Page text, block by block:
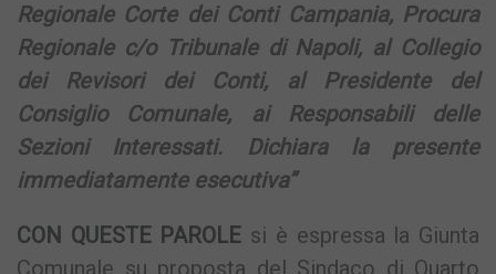
Regionale Corte dei Conti Campania, Procura
Regionale c/o Tribunale di Napoli, al Collegio
dei Revisori dei Conti, al Presidente del
Consiglio Comunale, ai Responsabili delle
Sezioni Interessati.
Dichiara la presente
immediatamente esecutiva”
CON QUESTE PAROLE si è espressa la Giunta
Comunale su proposta del Sindaco di Quarto